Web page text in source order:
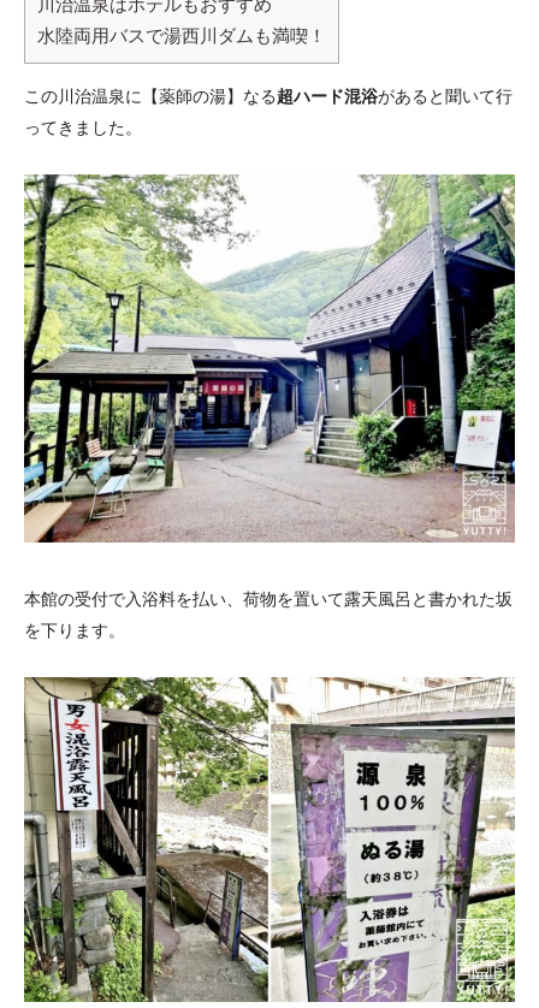
水陸両用バスで湯西川ダムも満喫！
この川治温泉に【薬師の湯】なる超ハード混浴があると聞いて行
ってきました。
本館の受付で入浴料を払い、荷物を置いて露天風呂と書かれた坂
を下ります。